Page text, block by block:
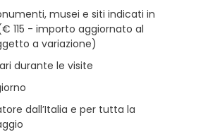
musei e siti indicati in
115 - importo aggiornato al
a variazione)
durante le visite
dall’Italia e per tutta la